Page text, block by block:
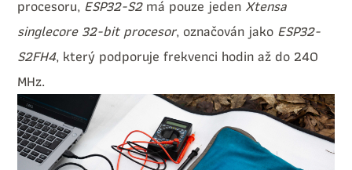
procesoru, ESP32-S2má pouze jeden Xtensa
singlecore 32-bit procesor, označován jako ESP32-
S2FH4, který podporuje frekvenci hodin až do 240
MHz.